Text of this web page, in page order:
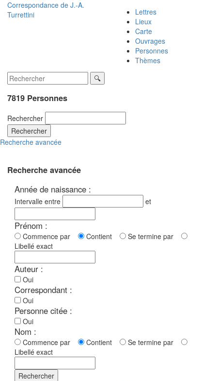
Correspondance de J.-A.
Turrettini
Lettres
Lieux
Carte
Ouvrages
Personnes
Thèmes
7819 Personnes
Rechercher
Rechercher
Recherche avancée
Recherche avancée
Année de naissance :
Intervalle entre et
Prénom :
Commence par Contient
Se termine par
Libellé exact
Auteur :
Oui
Correspondant :
Oui
Personne citée :
Oui
Nom :
Commence par Contient
Se termine par
Libellé exact
Rechercher